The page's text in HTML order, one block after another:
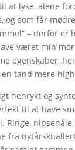
at lyse, alene
og som får
– derfor er
været min
egenskaber,
tand mere
henrykt og
til at have
Ringe,
fra